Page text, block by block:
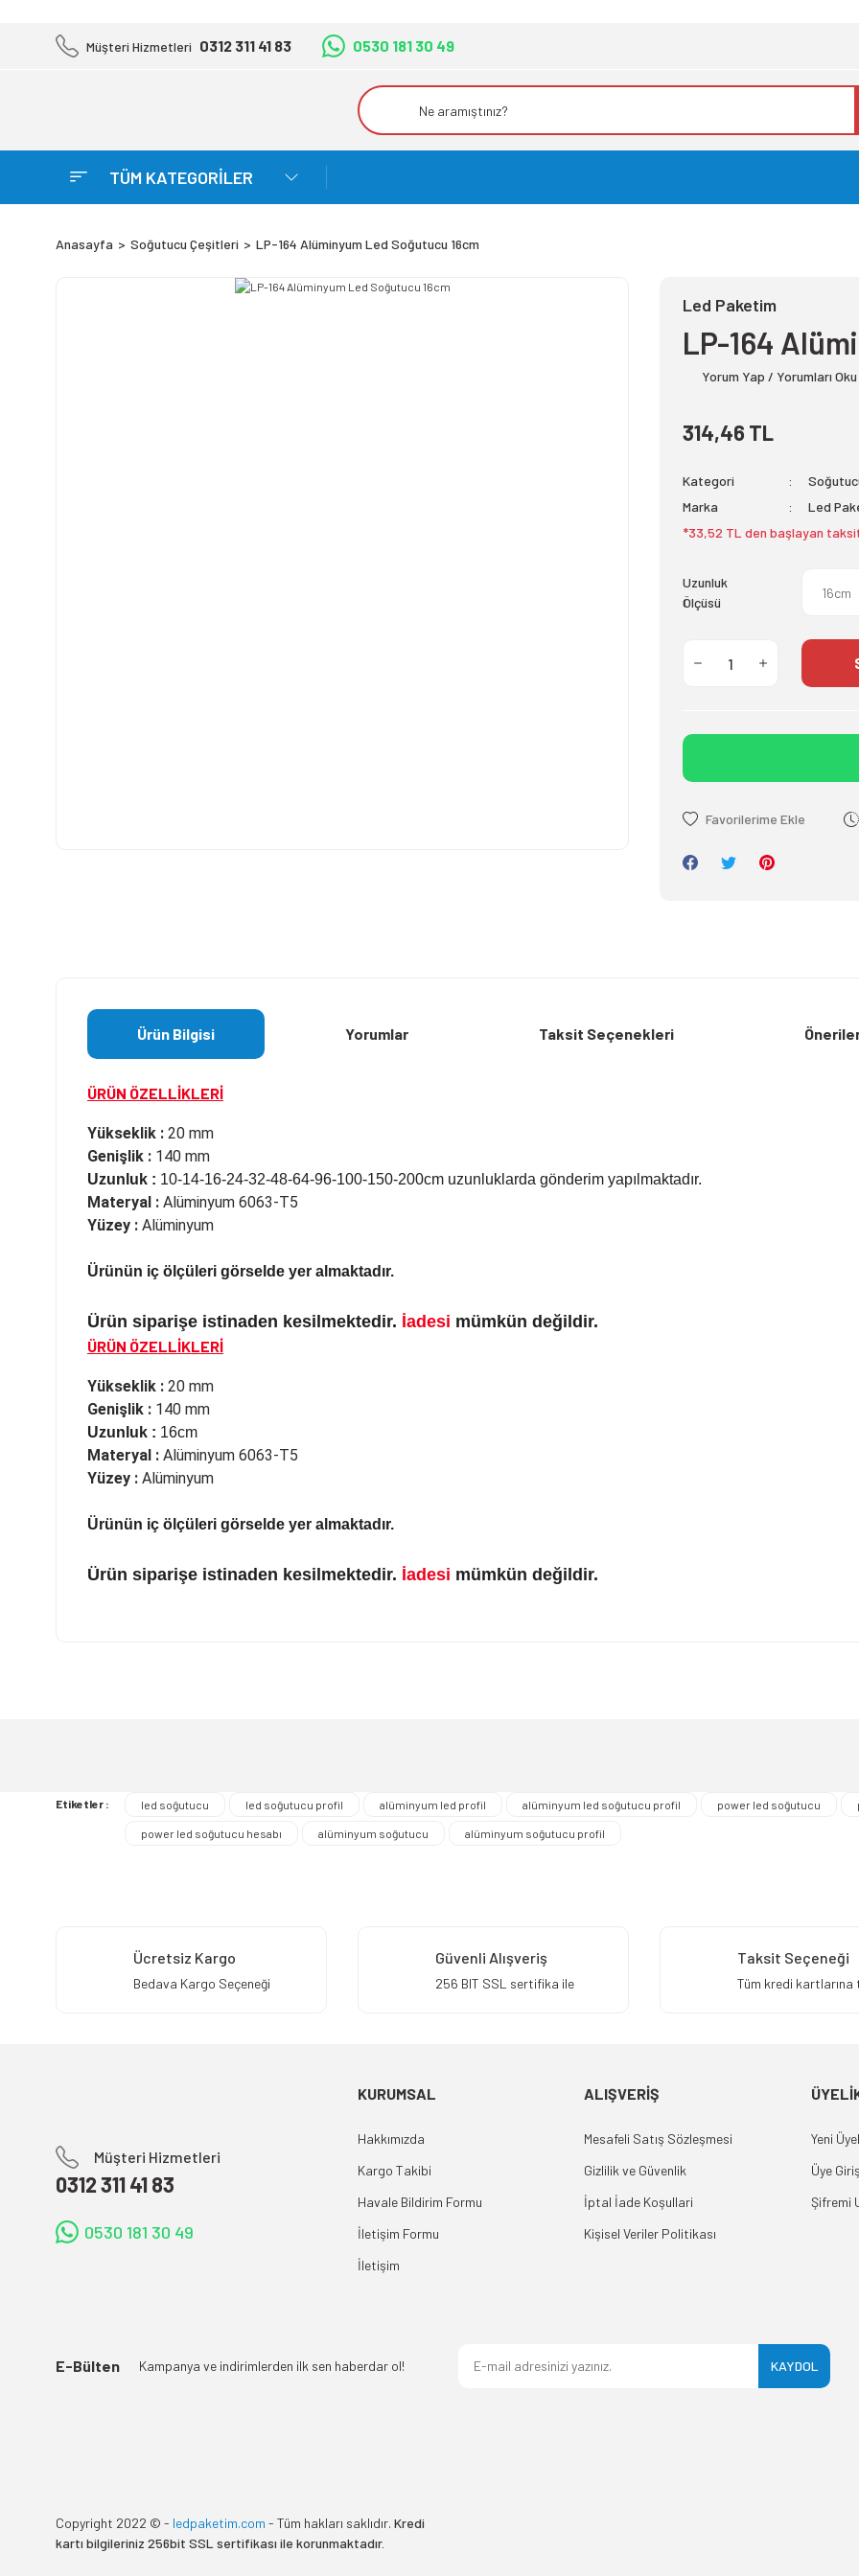
Müşteri Hizmetleri 0312 311 41 83 0530 181 30 49
TÜM KATEGORİLER
Anasayfa Soğutucu Çeşitleri LP-164 Alüminyum Led Soğutucu 16cm
Led Paketim
LP-164
Yorum Yap / Yorumları Oku
314,46 TL
Kategori
Marka
Led
*33,52 TL den başlayan
Uzunluk
Ölçüsü
Ürün Bilgisi Yorumlar Taksit Seçenekleri
ÜRÜN ÖZELLİKLERİ
Yükseklik : 20 mm
Genişlik : 140 mm
Uzunluk : 10-14-16-24-32-48-64-96-100-150-200cm uzunluklarda gönderim yapılmaktadır.
Materyal : Alüminyum 6063-T5
Yüzey : Alüminyum
Ürünün iç ölçüleri görselde yer almaktadır.
Ürün siparişe istinaden kesilmektedir. İadesi mümkün değildir.
ÜRÜN ÖZELLİKLERİ
Yükseklik : 20 mm
Genişlik : 140 mm
Uzunluk : 16cm
Materyal : Alüminyum 6063-T5
Yüzey : Alüminyum
Ürünün iç ölçüleri görselde yer almaktadır.
Ürün siparişe istinaden kesilmektedir. İadesi mümkün değildir.
Etiketler : led soğutucu led soğutucu profil alüminyum led profil alüminyum led soğutucu profil power led soğutucu
power led soğutucu hesabı alüminyum soğutucu alüminyum soğutucu profil
Ücretsiz Kargo
Bedava Kargo Seçeneği
Güvenli Alışveriş
256 BIT SSL sertifika ile
Taksit Seçeneği
Tüm kredi
Müşteri Hizmetleri
0312 311 41 83
0530 181 30 49
KURUMSAL
Hakkımızda
Kargo Takibi
Havale Bildirim Formu
İletişim Formu
İletişim
ALIŞVERİŞ
Mesafeli Satış Sözleşmesi
Gizlilik ve Güvenlik
İptal İade Koşullari
Kişisel Veriler Politikası
Yeni
Üye
Şifremi
E-Bülten Kampanya ve indirimlerden ilk sen haberdar ol! KAYDOL
Copyright 2022 © - ledpaketim.com - Tüm hakları saklıdır. Kredi
kartı bilgileriniz 256bit SSL sertifikası ile korunmaktadır.